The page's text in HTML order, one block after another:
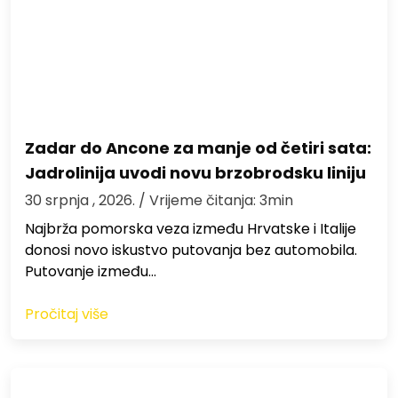
Zadar do Ancone za manje od četiri sata:
Jadrolinija uvodi novu brzobrodsku liniju
30 srpnja , 2026. / Vrijeme čitanja: 3min
Najbrža pomorska veza između Hrvatske i Italije
donosi novo iskustvo putovanja bez automobila.
Putovanje između…
Pročitaj više